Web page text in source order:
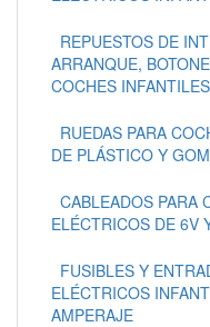
REPUESTOS DE
ARRANQUE,
COCHES
RUEDAS PARA
DE PLÁSTICO Y
CABLEADOS PARA
ELÉCTRICOS DE 6V
FUSIBLES Y
ELÉCTRICOS
AMPERAJE